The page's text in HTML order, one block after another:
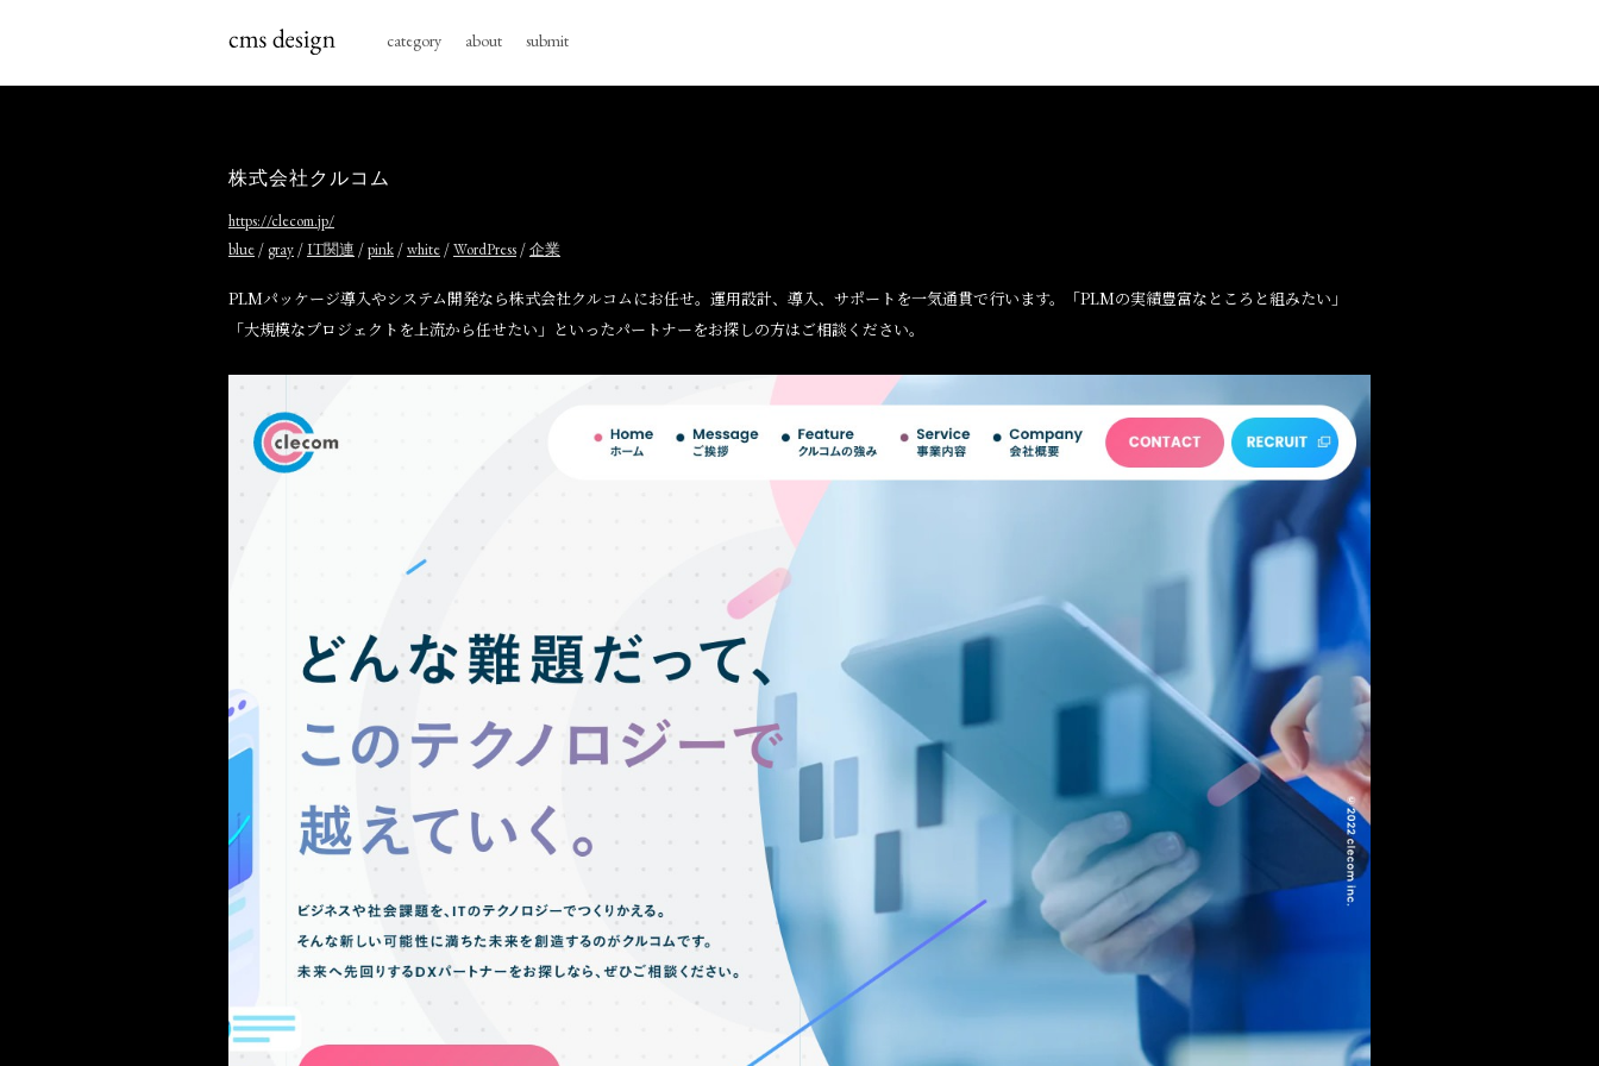
category about submit
株式会社クルコム
https://clecom.jp/
blue / gray /IT関連 /pink /white /WordPress /企業
PLMパッケージ導入やシステム開発なら株式会社クルコムにお任せ。運用設計、導入、サポートを一気通貫で行います。「PLMの実績豊富なところと組みたい」
「大規模なプロジェクトを上流から任せたい」といったパートナーをお探しの方はご相談ください。